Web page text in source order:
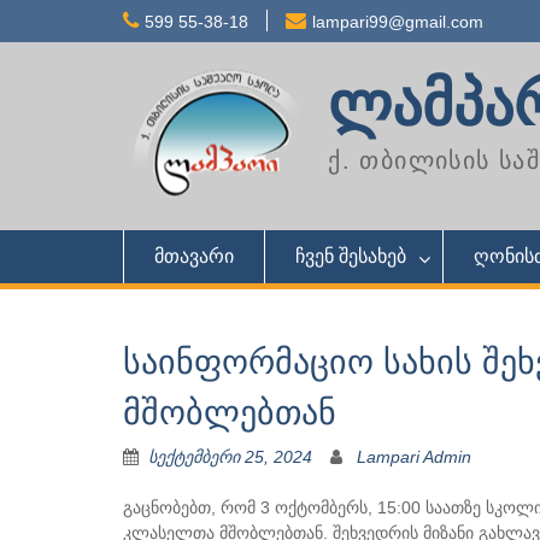
599 55-38-18 lampari99@gmail.com
ქ. თბილისის
მთავარი ჩვენ შესახებ
საინფორმაციო სახის
მშობლებთან
სექტემბერი 25, 2024 Lampari Admin
გაცნობებთ, რომ 3 ოქტომბერს, 15:00 საათზე
კლასელთა მშობლებთან. შეხვედრის მიზანი